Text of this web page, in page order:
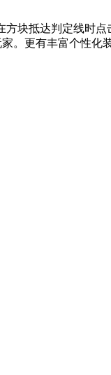
块抵达判定线时
。更有丰富个性化